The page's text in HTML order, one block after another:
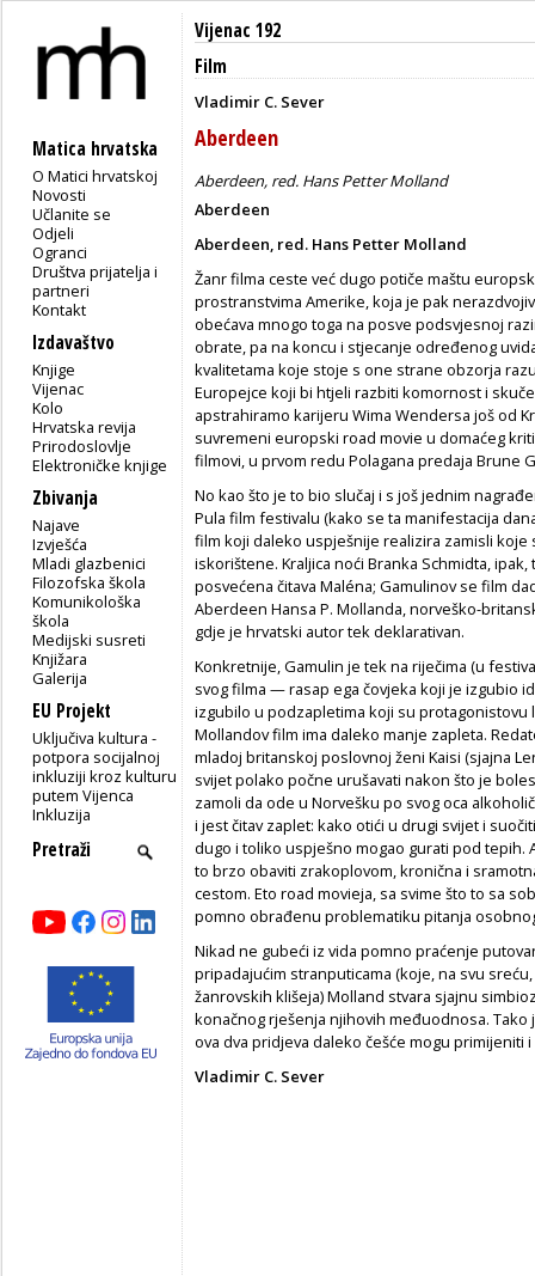
Matica hrvatska
O Matici hrvatskoj
Novosti
Učlanite se
Odjeli
Ogranci
Društva prijatelja i
partneri
Kontakt
Izdavaštvo
Knjige
Vijenac
Kolo
Hrvatska revija
Prirodoslovlje
Elektroničke knjige
Zbivanja
Najave
Izvješća
Mladi glazbenici
Filozofska škola
Komunikološka
škola
Medijski susreti
Knjižara
Galerija
EU Projekt
Uključiva kultura -
potpora socijalnoj
inkluziji kroz kulturu
putem Vijenca
Inkluzija
Vijenac 192
Film
Vladimir C. Sever
Aberdeen
Aberdeen, red. Hans Petter Molland
Aberdeen
Aberdeen, red. Hans Petter Molland
Žanr filma ceste već dugo potiče maštu
prostranstvima Amerike, koja je pak
obećava mnogo toga na posve podsvjesnoj
obrate, pa na koncu i stjecanje određenog
kvalitetama koje stoje s one strane obzorja
Europejce koji bi htjeli razbiti komornost i
apstrahiramo karijeru Wima Wendersa još od
suvremeni europski road movie u domaćeg
filmovi, u prvom redu Polagana predaja Brune
No kao što je to bio slučaj i s još jednim
Pula film festivalu (kako se ta manifestacija
film koji daleko uspješnije realizira zamisli
iskorištene. Kraljica noći Branka Schmidta,
posvećena čitava Maléna; Gamulinov se film
Aberdeen Hansa P. Mollanda, norveško-
gdje je hrvatski autor tek deklarativan.
Konkretnije, Gamulin je tek na riječima (u
svog filma — rasap ega čovjeka koji je izgubio
izgubilo u podzapletima koji su
Mollandov film ima daleko manje zapleta.
mladoj britanskoj poslovnoj ženi Kaisi (sjajna
svijet polako počne urušavati nakon što je
zamoli da ode u Norvešku po svog oca
i jest čitav zaplet: kako otići u drugi svijet i
dugo i toliko uspješno mogao gurati pod tepih.
to brzo obaviti zrakoplovom, kronična i
cestom. Eto road movieja, sa svime što to sa
pomno obrađenu problematiku pitanja
Nikad ne gubeći iz vida pomno praćenje
pripadajućim stranputicama (koje, na svu
žanrovskih klišeja) Molland stvara sjajnu
konačnog rješenja njihovih međuodnosa.
ova dva pridjeva daleko češće mogu primijeniti
Vladimir C. Sever